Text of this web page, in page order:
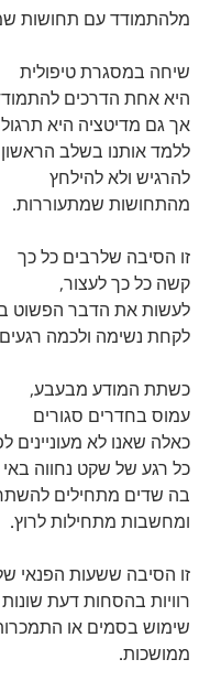
מלהתמודד עם תחושות
שיחה במסגרת טיפולית
היא אחת הדרכים
אך גם מדיטציה היא תרגול
ללמד אותנו בשלב הראשון
להרגיש ולא להילחץ
מהתחושות שמתעוררות.
זו הסיבה שלרבים כל כך
קשה כל כך לעצור,
לעשות את הדבר הפשוט
לקחת נשימה ולכמה
כשתת המודע מבעבע,
עמוס בחדרים סגורים
כאלה שאנו לא מעוניינים
כל רגע של שקט נחווה באי
בה שדים מתחילים
ומחשבות מתחילות לרוץ.
זו הסיבה ששעות הפנאי
רוויות בהסחות דעת
שימוש בסמים או
ממושכות.